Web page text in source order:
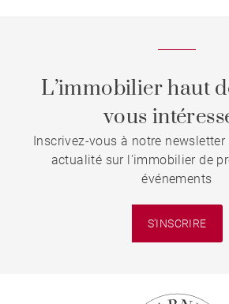
L’immobilier haut
vous
Inscrivez-vous à notre newsletter
actualité sur l'immobilier de
événements
S'INSCRIRE